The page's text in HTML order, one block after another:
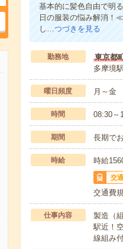
基本的に髪色自由で明
日の服装の悩み解消！
し…つづきを見る
勤務地
東京都
多摩境
曜日頻度 月～金
時間 08:30～
期間 長期で
時給 時給
交
交通費
仕事内容
製造（
駅近！
線組み